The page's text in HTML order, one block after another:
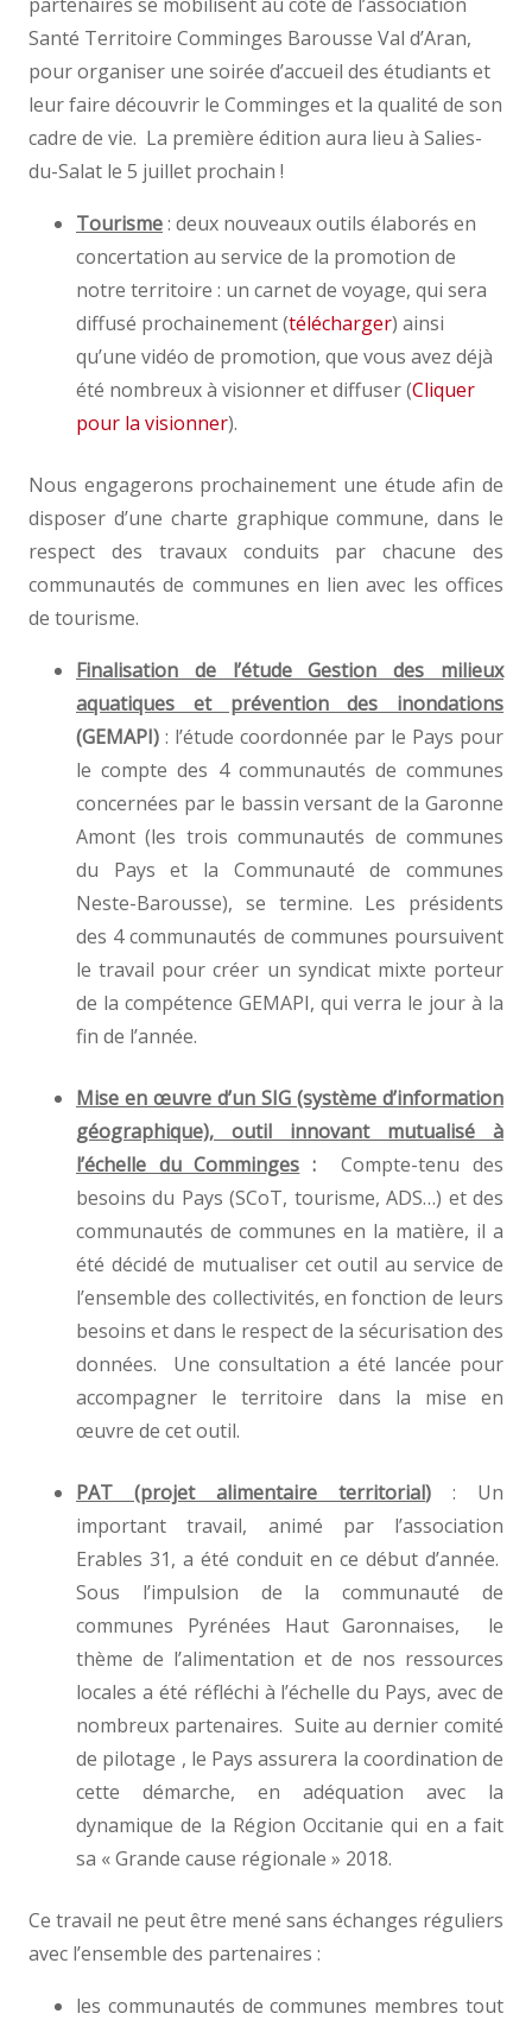
Santé Territoire Comminges Barousse Val d’Aran,
pour organiser une soirée d’accueil des étudiants et
leur faire découvrir le Comminges et la qualité de son
cadre de vie. La première édition aura lieu à Salies-
du-Salat le 5 juillet prochain !
Tourisme: deux nouveaux outils élaborés en
concertation au service de la promotion de
notre territoire : un carnet de voyage, qui sera
diffusé prochainement (télécharger) ainsi
qu’une vidéo de promotion, que vous avez déjà
été nombreux à visionner et diffuser (Cliquer
pour la visionner).
Nous engagerons prochainement une étude afin de
disposer d’une charte graphique commune, dans le
respect des travaux conduits par chacune des
communautés de communes en lien avec les offices
de tourisme.
Finalisation de l’étude Gestion des milieux
aquatiques et prévention des inondations
(GEMAPI) : l’étude coordonnée par le Pays pour
le compte des 4 communautés de communes
concernées par le bassin versant de la Garonne
Amont (les trois communautés de communes
du Pays et la Communauté de communes
Neste-Barousse), se termine. Les présidents
des 4 communautés de communes poursuivent
le travail pour créer un syndicat mixte porteur
de la compétence GEMAPI, qui verra le jour à la
fin de l’année.
Mise en œuvre d’un SIG (système d’information
géographique), outil innovant mutualisé à
l’échelle du Comminges : Compte-tenu des
besoins du Pays (SCoT, tourisme, ADS…) et des
communautés de communes en la matière, il a
été décidé de mutualiser cet outil au service de
l’ensemble des collectivités, en fonction de leurs
besoins et dans le respect de la sécurisation des
données. Une consultation a été lancée pour
accompagner le territoire dans la mise en
œuvre de cet outil.
PAT (projet alimentaire territorial) : Un
important travail, animé par l’association
Erables 31, a été conduit en ce début d’année.
Sous l’impulsion de la communauté de
communes Pyrénées Haut Garonnaises, le
thème de l’alimentation et de nos ressources
locales a été réfléchi à l’échelle du Pays, avec de
nombreux partenaires. Suite au dernier comité
de pilotage , le Pays assurera la coordination de
cette démarche, en adéquation avec la
dynamique de la Région Occitanie qui en a fait
sa « Grande cause régionale » 2018.
Ce travail ne peut être mené sans échanges réguliers
avec l’ensemble des partenaires :
les communautés de communes membres tout